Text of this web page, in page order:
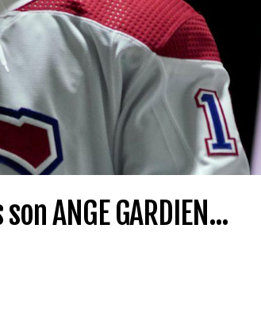
ANGE GARDIEN...